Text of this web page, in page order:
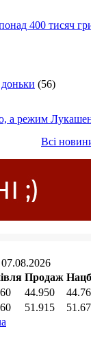
400 тисяч
доньки (56)
а режим
Всі